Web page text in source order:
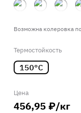
Возможна колеровка
Термостойкость
150°С
Цена
456,95 ₽/кг